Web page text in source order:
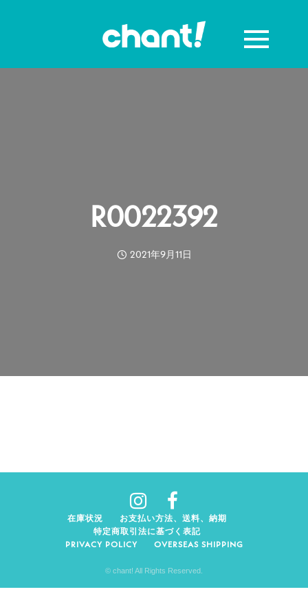
R0022392
2021年9月11日
在庫状況
お支払い方法、送料、納期
特定商取引法に基づく表記
PRIVACY POLICY
OVERSEAS SHIPPING
© chant! All Rights Reserved.